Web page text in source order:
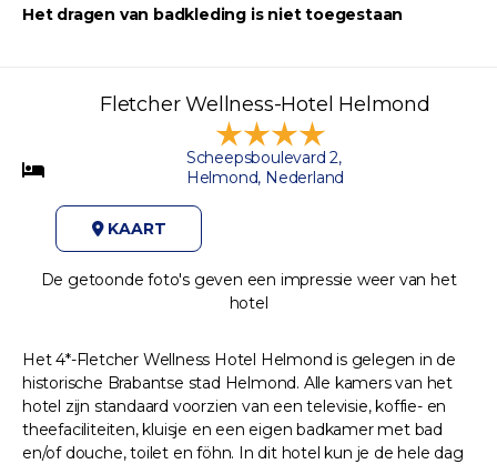
Het dragen van badkleding is niet toegestaan
Fletcher Wellness-Hotel Helmond
Scheepsboulevard 2,
Helmond, Nederland
KAART
De getoonde foto's geven een impressie weer van het
hotel
Het 4*-Fletcher Wellness Hotel Helmond is gelegen in de
historische Brabantse stad Helmond. Alle kamers van het
hotel zijn standaard voorzien van een televisie, koffie- en
theefaciliteiten, kluisje en een eigen badkamer met bad
en/of douche, toilet en föhn. In dit hotel kun je de hele dag